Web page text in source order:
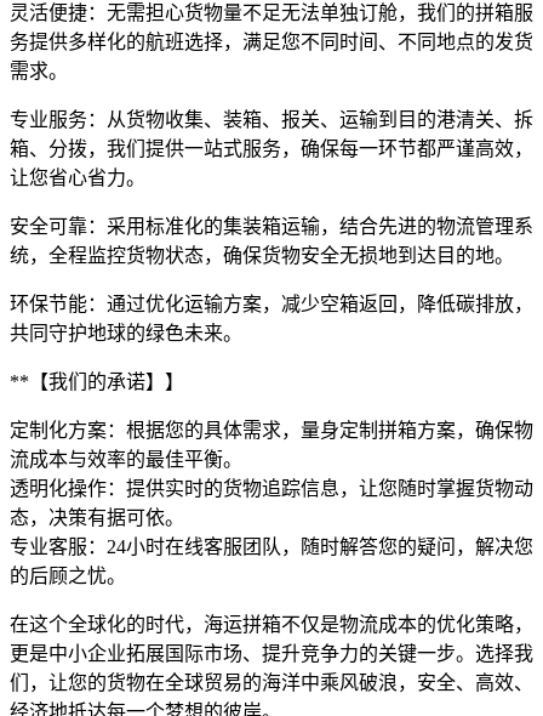
‌灵活便捷‌：无需担心货物量不足无法单独订舱，我们的拼箱服
务提供多样化的航班选择，满足您不同时间、不同地点的发货
需求。
‌专业服务‌：从货物收集、装箱、报关、运输到目的港清关、拆
箱、分拨，我们提供一站式服务，确保每一环节都严谨高效，
让您省心省力。
‌安全可靠‌：采用标准化的集装箱运输，结合先进的物流管理系
统，全程监控货物状态，确保货物安全无损地到达目的地。
‌环保节能‌：通过优化运输方案，减少空箱返回，降低碳排放，
共同守护地球的绿色未来。
**【我们的承诺】】
‌定制化方案‌：根据您的具体需求，量身定制拼箱方案，确保物
流成本与效率的最佳平衡。
‌透明化操作‌：提供实时的货物追踪信息，让您随时掌握货物动
态，决策有据可依。
‌专业客服‌：24小时在线客服团队，随时解答您的疑问，解决您
的后顾之忧。
在这个全球化的时代，海运拼箱不仅是物流成本的优化策略，
更是中小企业拓展国际市场、提升竞争力的关键一步。选择我
们，让您的货物在全球贸易的海洋中乘风破浪，安全、高效、
经济地抵达每一个梦想的彼岸。